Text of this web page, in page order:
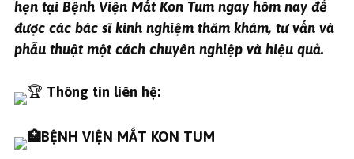
hẹn tại Bệnh Viện Mắt Kon Tum ngay hôm nay để
được các bác sĩ kinh nghiệm thăm khám, tư vấn và
phẫu thuật một cách chuyên nghiệp và hiệu quả.
Thông tin liên hệ:
BỆNH VIỆN MẮT KON TUM